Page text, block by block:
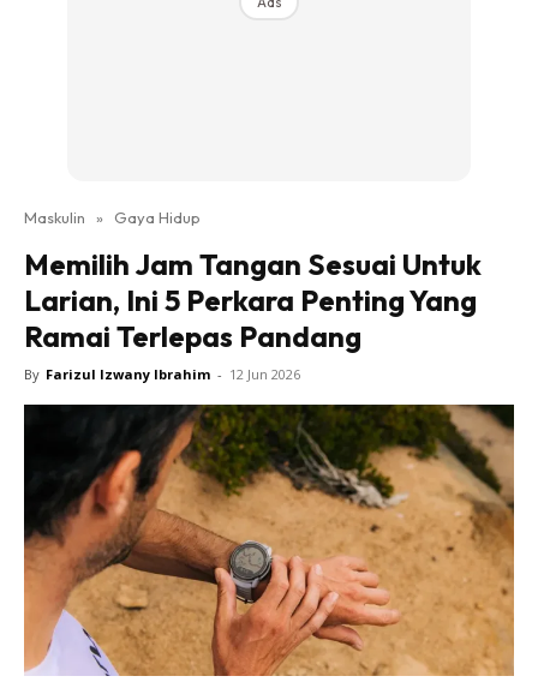
Maskulin » Gaya Hidup
Memilih Jam Tangan Sesuai Untuk
Larian, Ini 5 Perkara Penting Yang
Ramai Terlepas Pandang
By Farizul Izwany Ibrahim - 12 Jun 2026